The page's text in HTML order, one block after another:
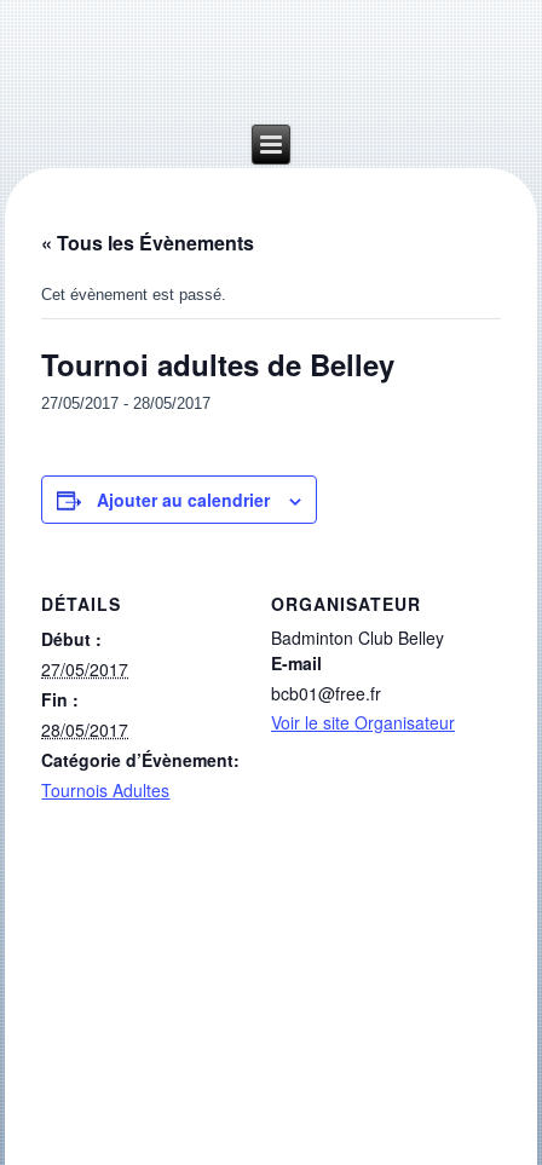
« Tous les Évènements
Cet évènement est passé.
Tournoi adultes de Belley
27/05/2017 -28/05/2017
Ajouter au calendrier
DÉTAILS
Début :
27/05/2017
Fin :
28/05/2017
Catégorie d’Évènement:
Tournois Adultes
ORGANISATEUR
Badminton Club Belley
E-mail
bcb01@free.fr
Voir le site Organisateur